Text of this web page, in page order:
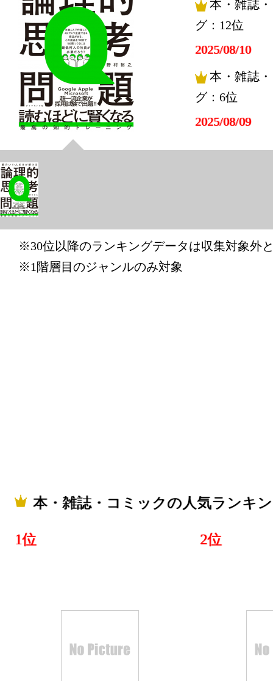
本・雑誌
グ：12位
2025/08/10
本・雑誌
グ：6位
2025/08/09
本・雑誌
グ：13位
本・雑誌
グ：13位
本・雑誌
※30位以降のランキングデータは収集対象外
※1階層目のジャンルのみ対象
本・雑誌・コミックの人気ランキ
1位 2位